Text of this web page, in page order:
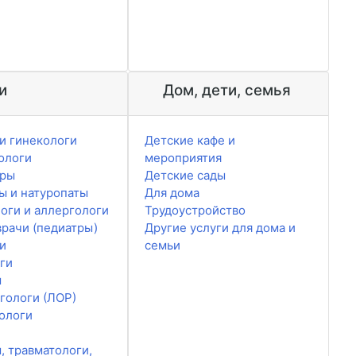
гинекологи
и натуропаты
и аллергологи
(педиатры)
(ЛОР)
травматологи,
Дом, дети, семья
Детские кафе и
мероприятия
Детские сады
Для дома
Трудоустройство
Другие услуги для дома и
семьи